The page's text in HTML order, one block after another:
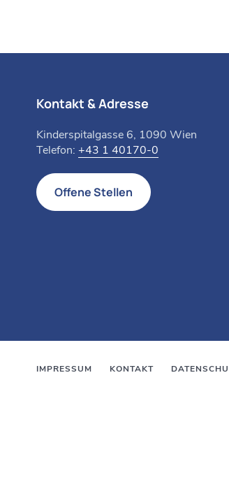
Kontakt & Adresse
Kinderspitalgasse 6, 1090 Wien
Telefon: +43 1 40170-0
Offene Stellen
IMPRESSUM KONTAKT